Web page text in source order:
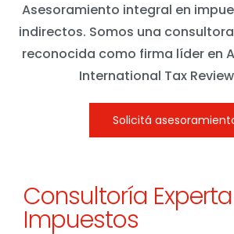
Asesoramiento integral en
indirectos. Somos una
reconocida como firma líder en
International Tax
Solicitá
Consultoría
Impuestos